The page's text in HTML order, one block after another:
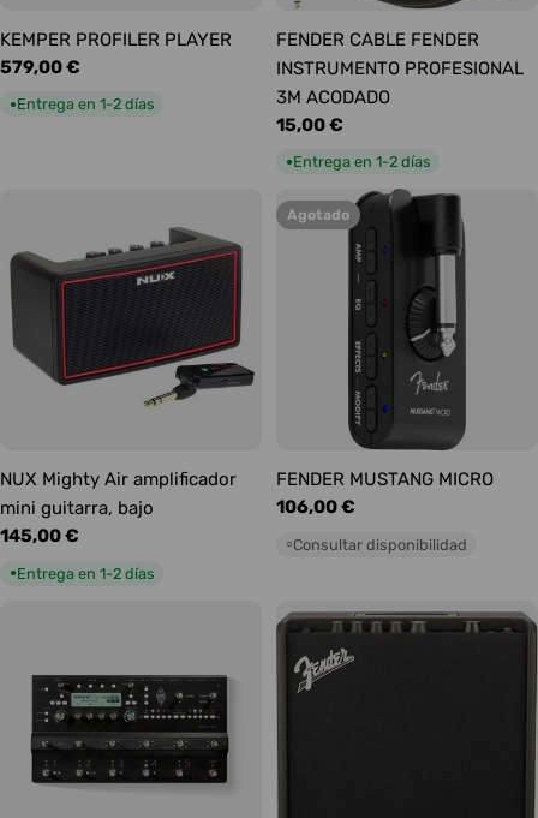
KEMPER PROFILER PLAYER
Precio
habitual
579,00 €
●Entrega en 1-2 días
FENDER CABLE FENDER
INSTRUMENTO PROFESIONAL
3M ACODADO
Precio
habitual
15,00 €
●Entrega en 1-2 días
NUX Mighty Air amplificador
mini guitarra, bajo
Precio
145,00 €
●Entrega en 1-2 días
Agotado
FENDER MUSTANG MICRO
Precio
106,00 €
○Consultar disponibilidad